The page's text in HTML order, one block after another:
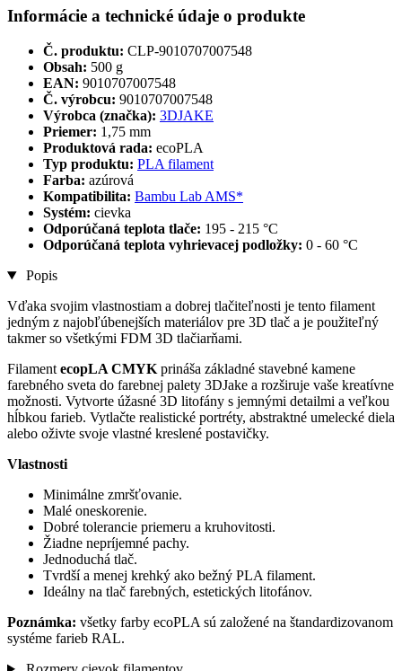
Informácie a technické údaje o produkte
Č. produktu: CLP-9010707007548
Obsah: 500 g
EAN: 9010707007548
Č. výrobcu: 9010707007548
Výrobca (značka): 3DJAKE
Priemer: 1,75 mm
Produktová rada: ecoPLA
Typ produktu: PLA filament
Farba: azúrová
Kompatibilita: Bambu Lab AMS*
Systém: cievka
Odporúčaná teplota tlače: 195 - 215 °C
Odporúčaná teplota vyhrievacej podložky: 0 - 60 °C
Popis
Vďaka svojim vlastnostiam a dobrej tlačiteľnosti je tento filament
jedným z najobľúbenejších materiálov pre 3D tlač a je použiteľný
takmer so všetkými FDM 3D tlačiarňami.
Filament ecopLA CMYK prináša základné stavebné kamene
farebného sveta do farebnej palety 3DJake a rozširuje vaše kreatívne
možnosti. Vytvorte úžasné 3D litofány s jemnými detailmi a veľkou
hĺbkou farieb. Vytlačte realistické portréty, abstraktné umelecké diela
alebo oživte svoje vlastné kreslené postavičky.
Vlastnosti
Minimálne zmršťovanie.
Malé oneskorenie.
Dobré tolerancie priemeru a kruhovitosti.
Žiadne nepríjemné pachy.
Jednoduchá tlač.
Tvrdší a menej krehký ako bežný PLA filament.
Ideálny na tlač farebných, estetických litofánov.
Poznámka: všetky farby ecoPLA sú založené na štandardizovanom
systéme farieb RAL.